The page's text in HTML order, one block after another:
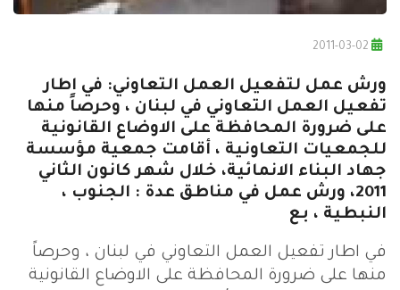
ورش عمل لتفعيل العمل التعاوني: في اطار
تفعيل العمل التعاوني في لبنان ، وحرصاً منها
على ضرورة المحافظة على الاوضاع القانونية
للجمعيات التعاونية ، أقامت جمعية مؤسسة
جهاد البناء الانمائية، خلال شهر كانون الثاني
2011، ورش عمل في مناطق عدة : الجنوب ،
النبطية ، بع
في اطار تفعيل العمل التعاوني في لبنان ، وحرصاً
منها على ضرورة المحافظة على الاوضاع القانونية